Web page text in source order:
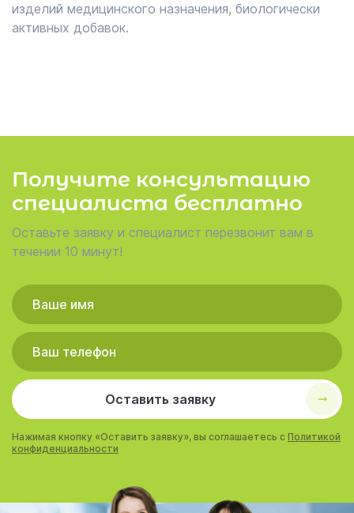
изделий медицинского назначения, биологически
активных добавок.
Получите консультацию
специалиста бесплатно
Оставьте заявку и специалист перезвонит вам в
течении 10 минут!
Оставить заявку
Нажимая кнопку «Оставить заявку», вы соглашаетесь с Политикой
конфиденциальности